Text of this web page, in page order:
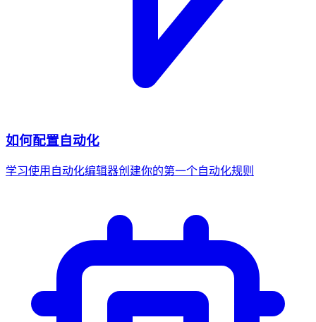
如何配置自动化
学习使用自动化编辑器创建你的第一个自动化规则